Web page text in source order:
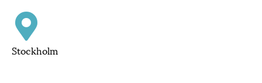
Stockholm